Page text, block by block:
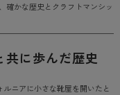
確かな歴史とクラフトマンシッ
共に歩んだ歴史
ニアに小さな靴屋を開いたと